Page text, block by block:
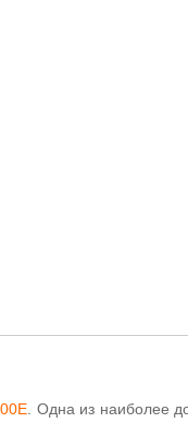
. Одна из наиболее